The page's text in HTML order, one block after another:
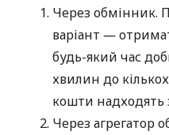
Через обмінник.
варіант ―
будь-який час
хвилин до
кошти надходять
Через агрегатор